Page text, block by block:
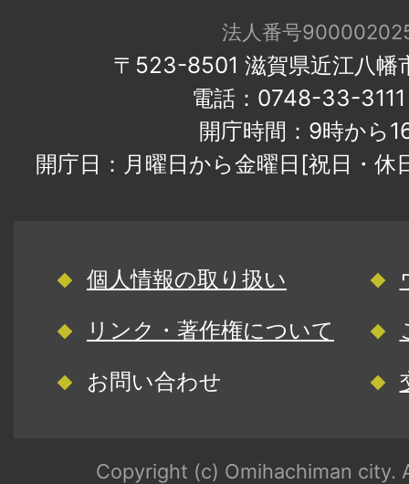
法人番号
〒523-8501 滋賀県近江八幡
電話：0748-33-
開庁時間：9時から
開庁日：月曜日から金曜日[祝日・
個人情報の取り扱い
リンク・著作権について
お問い合わせ
Copyright (c) Omihachiman city.